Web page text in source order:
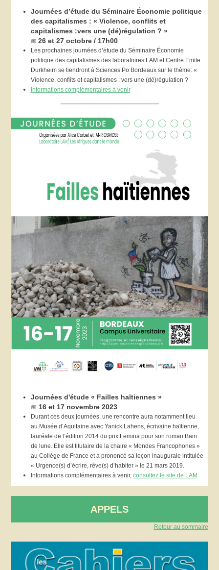
Journées d’étude du Séminaire Économie politique
des capitalismes : « Violence, conflits et
capitalismes :vers une (dé)régulation ? »
📅 26 et 27 octobre / 17h00
Les prochaines journées d’étude du Séminaire Économie
politique des capitalismes des laboratoires LAM et Centre Emile
Durkheim se tiendront à Sciences Po Bordeaux sur le thème: «
Violence, conflits et capitalismes : vers une (dé)régulation ?
Informations complémentaires à venir
Journées d'étude « Failles haïtiennes »
📅 16 et 17 novembre 2023
Durant ces deux journées, une rencontre aura notamment lieu
au Musée d’Aquitaine avec Yanick Lahens, écrivaine haïtienne,
lauréate de l’édition 2014 du prix Femina pour son roman Bain
de lune. Elle est titulaire de la chaire « Mondes Francophones »
au Collège de France et a prononcé sa leçon inaugurale intitulée
« Urgence(s) d’écrire, rêve(s) d’habiter » le 21 mars 2019.
Informations complémentaires à venir, consultez le site de LAM
APPELS
Retour au sommaire